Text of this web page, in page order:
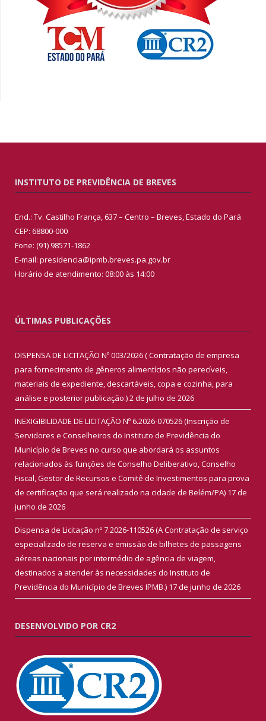
INSTITUTO DE PREVIDÊNCIA DE BREVES
End.: Tv. Castilho França, 637 – Centro – Breves, Estado do Pará
CEP: 68800-000
Fone: (91) 98571-1862
E-mail: presidencia@ipmb.breves.pa.gov.br
Horário de atendimento: 08:00 às 14:00
ÚLTIMAS PUBLICAÇÕES
DISPENSA DE LICITAÇÃO Nº 003/2026 ( Contratação de empresa
para fornecimento de gêneros alimentícios não perecíveis,
materiais de expediente, descartáveis, copa e cozinha, para
análise e posterior publicação.)2 de julho de 2026
INEXIGIBILIDADE DE LICITAÇÃO Nº 6.2026-070526 (Inscrição de
Servidores e Conselheiros do Instituto de Previdência do
Município de Breves no curso que abordará os assuntos
relacionados às funções de Conselho Deliberativo, Conselho
Fiscal, Gestor de Recursos e Comitê de Investimentos para prova
de certificação que será realizado na cidade de Belém/PA) 17 de
junho de 2026
Dispensa de Licitação nº 7.2026-110526 (A Contratação de serviço
especializado de reserva e emissão de bilhetes de passagens
aéreas nacionais por intermédio de agência de viagem,
destinados a atender às necessidades do Instituto de
Previdência do Município de Breves IPMB.) 17 de junho de 2026
DESENVOLVIDO POR CR2